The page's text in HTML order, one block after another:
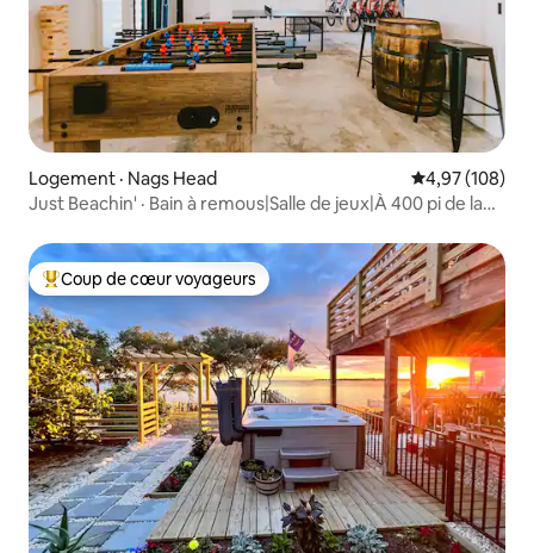
Logement · Nags Head Note
4,97 (108)
Just Beachin' · Bain à remous|Salle de jeux|À 400 pi de la
Coup de cœur voyageurs parmi les plus aimés
Coup de cœur voyageurs